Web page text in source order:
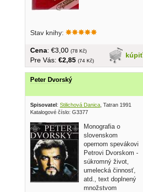
Stav knihy:
kúpiť
Cena: €3,00 (78 Kč)
Pre Vás: €2,85 (74 Kč)
Peter Dvorský
Spisovatel: Stilichová Danica , Tatran 1991
Katalogové číslo: G3377
Monografia o
slovenskom
opernom spevákovi
Petrovi Dvorskom -
súkromný život,
umelecká činnosť,
atd., text doplnený
množstvom